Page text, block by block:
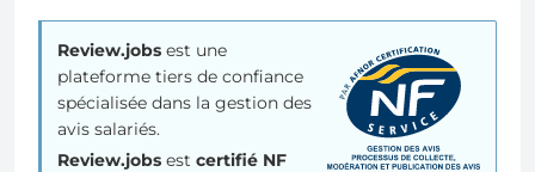
Review.jobs est une
plateforme tiers de confiance
spécialisée dans la gestion des
avis salariés.
Review.jobs est certifié NF